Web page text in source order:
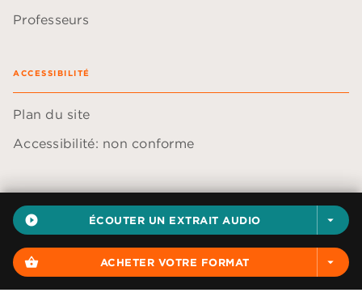
play_circle_filled ÉCOUTER UN EXTRAIT AUDIO arrow_drop_down
shopping_basket ACHETER VOTRE FORMAT arrow_drop_down
Professeurs
ACCESSIBILITÉ
Plan du site
Accessibilité: non conforme
Données personnelles
Paramétrer vos cookies
Mentions légales